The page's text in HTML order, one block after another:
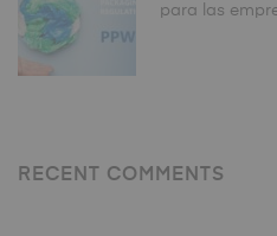
para las
RECENT COMMENTS